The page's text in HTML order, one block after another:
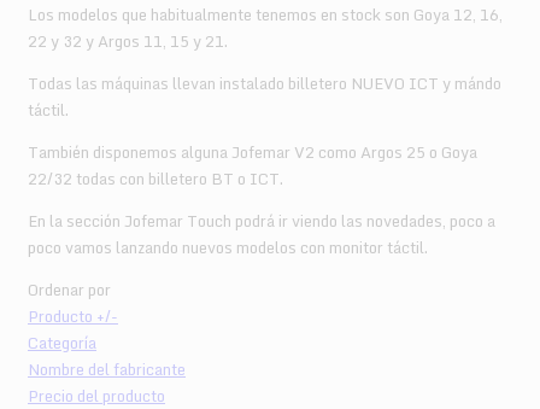
Los modelos que habitualmente tenemos en stock son Goya 12, 16,
22 y 32 y Argos 11, 15 y 21.
Todas las máquinas llevan instalado billetero NUEVO ICT y mándo
táctil.
También disponemos alguna Jofemar V2 como Argos 25 o Goya
22/32 todas con billetero BT o ICT.
En la sección Jofemar Touch podrá ir viendo las novedades, poco a
poco vamos lanzando nuevos modelos con monitor táctil.
Ordenar por
Producto +/-
Categoría
Nombre del fabricante
Precio del producto